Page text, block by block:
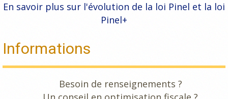
En savoir plus sur l'évolution de la loi Pinel et la loi
Pinel+
Informations
Besoin de renseignements ?